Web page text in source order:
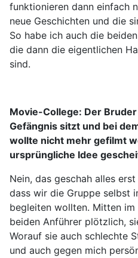
funktionieren dann einfach
neue Geschichten und die
So habe ich auch die
die dann die eigentlichen
sind.
Movie-College: Der
Gefängnis sitzt und bei
wollte nicht mehr gefilmt
ursprüngliche Idee
Nein, das geschah alles
dass wir die Gruppe selbst
begleiten wollten. Mitten
beiden Anführer plötzlich,
Worauf sie auch schlechte
und auch gegen mich